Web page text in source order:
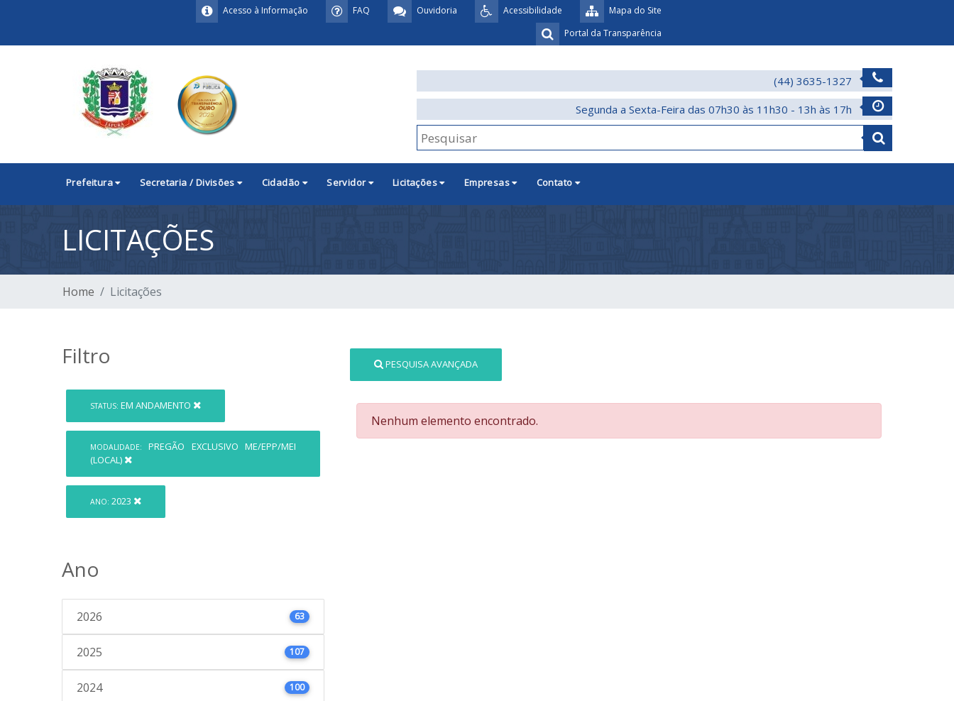
Mapa do Site
Acessibilidade
Ouvidoria
FAQ
Acesso à Informação
Portal da Transparência
(44) 3635-1327
Segunda a Sexta-Feira das 07h30 às 11h30 - 13h às 17h
Prefeitura Secretaria / Divisões Cidadão Servidor Licitações Empresas Contato
LICITAÇÕES
Home Licitações
Filtro
STATUS: EM ANDAMENTO
MODALIDADE:
PREGÃO EXCLUSIVO ME/EPP/MEI
(LOCAL)
ANO: 2023
Ano
2026 63
2025 107
2024 100
PESQUISA AVANÇADA
Nenhum elemento encontrado.